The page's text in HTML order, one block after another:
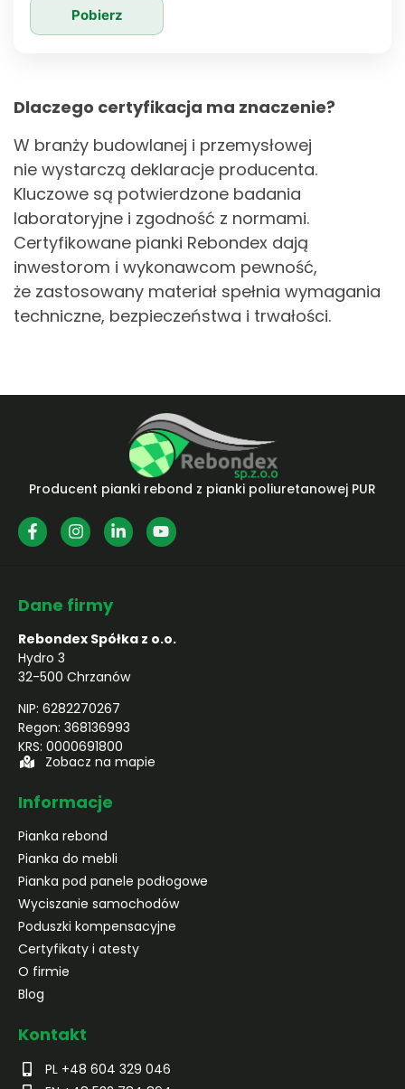
Pobierz
Dlaczego certyfikacja ma znaczenie?
W branży budowlanej i przemysłowej
nie wystarczą deklaracje producenta.
Kluczowe są potwierdzone badania
laboratoryjne i zgodność z normami.
Certyfikowane pianki Rebondex dają
inwestorom i wykonawcom pewność,
że zastosowany materiał spełnia wymagania
techniczne, bezpieczeństwa i trwałości.
Producent pianki rebond z pianki poliuretanowej PUR
Dane firmy
Rebondex Spółka z o.o.
Hydro 3
32-500 Chrzanów
NIP: 6282270267
Regon: 368136993
KRS: 0000691800
Zobacz na mapie
Informacje
Pianka rebond
Pianka do mebli
Pianka pod panele podłogowe
Wyciszanie samochodów
Poduszki kompensacyjne
Certyfikaty i atesty
O firmie
Blog
Kontakt
PL +48 604 329 046